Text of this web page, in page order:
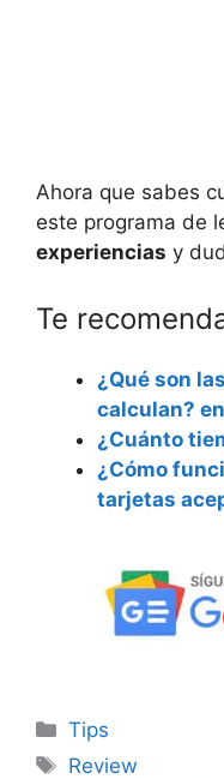
Ahora que sabes
este programa de
experiencias y
Te
¿Qué son
calculan?
¿Cuánto
¿Cómo
tarjetas
Categorías
Tips
Etiquetas
Review